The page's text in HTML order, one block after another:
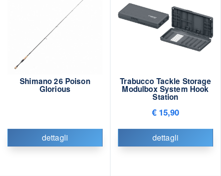
Shimano 26 Poison
Glorious
dettagli
Trabucco Tackle Storage
Modulbox System Hook
Station
€ 15,90
dettagli